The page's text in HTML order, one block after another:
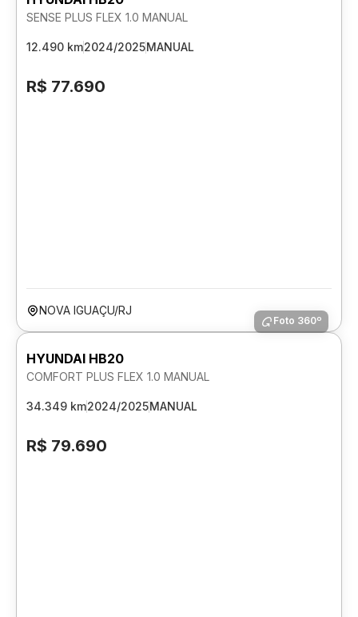
SENSE PLUS FLEX 1.0 MANUAL
12.490 km2024/2025MANUAL
R$ 77.690
NOVA IGUAÇU/RJ
Foto 360º
HYUNDAI HB20
COMFORT PLUS FLEX 1.0 MANUAL
34.349 km2024/2025MANUAL
R$ 79.690